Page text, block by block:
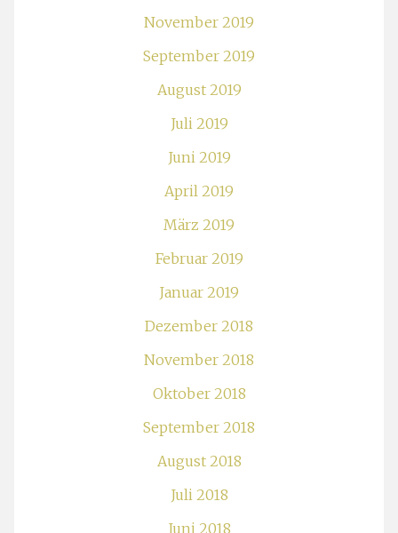
November 2019
September 2019
August 2019
Juli 2019
Juni 2019
April 2019
März 2019
Februar 2019
Januar 2019
Dezember 2018
November 2018
Oktober 2018
September 2018
August 2018
Juli 2018
Juni 2018